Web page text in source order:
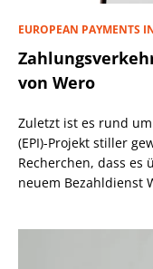
EUROPEAN PAYMENTS
von Wero
Zuletzt ist es rund
(EPI)-Projekt stiller
Recherchen, dass
neuem Bezahldienst